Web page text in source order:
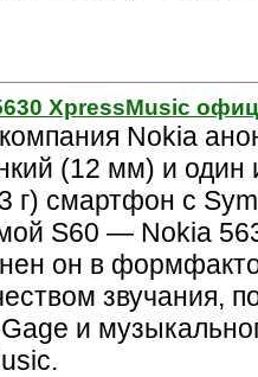
XpressMusic
Nokia
(12 мм) и один
г) смартфон с
S60 — Nokia
он в
звучания,
и